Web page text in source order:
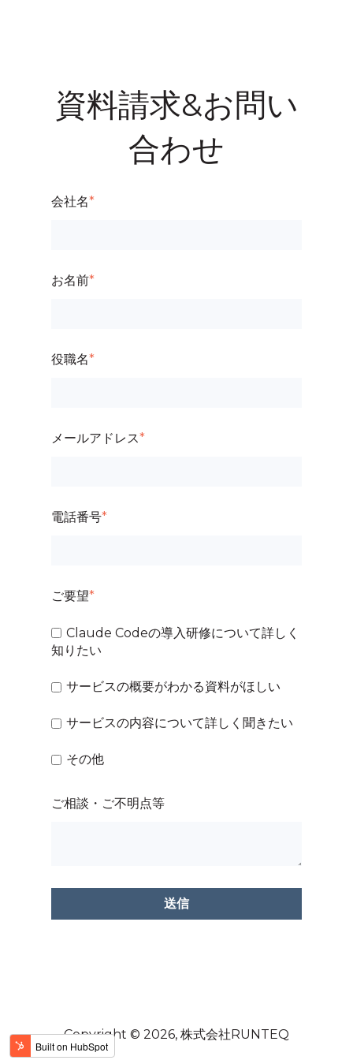
資料請求&お問い
合わせ
会社名*
お名前*
役職名*
メールアドレス*
電話番号*
ご要望*
Claude Codeの導入研修について詳しく
知りたい
サービスの概要がわかる資料がほしい
サービスの内容について詳しく聞きたい
その他
ご相談・ご不明点等
Copyright © 2026, 株式会社RUNTEQ